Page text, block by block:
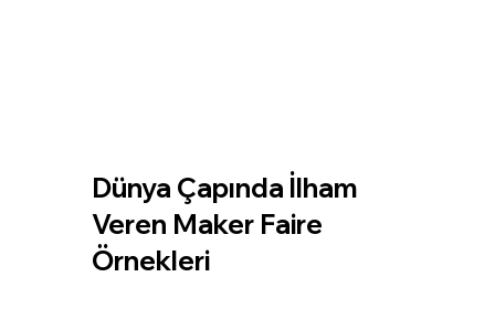
Dünya Çapında İlham
Veren Maker Faire
Örnekleri